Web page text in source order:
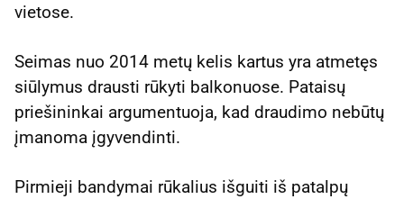
vietose.
Seimas nuo 2014 metų kelis kartus yra atmetęs
siūlymus drausti rūkyti balkonuose. Pataisų
priešininkai argumentuoja, kad draudimo nebūtų
įmanoma įgyvendinti.
Pirmieji bandymai rūkalius išguiti iš patalpų